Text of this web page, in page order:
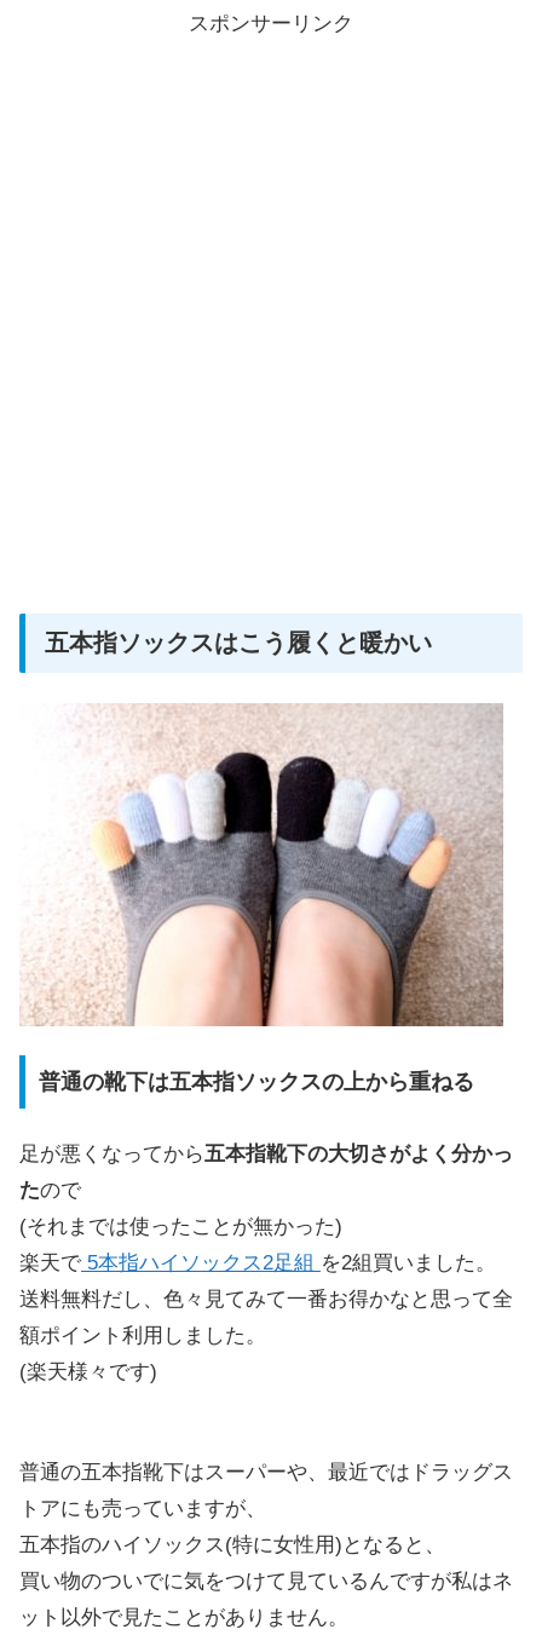
スポンサーリンク
五本指ソックスはこう履くと暖かい
普通の靴下は五本指ソックスの上から重ねる
足が悪くなってから五本指靴下の大切さがよく分かっ
たので
(それまでは使ったことが無かった)
楽天で 5本指ハイソックス2足組 を2組買いました。
送料無料だし、色々見てみて一番お得かなと思って全
額ポイント利用しました。
(楽天様々です)
普通の五本指靴下はスーパーや、最近ではドラッグス
トアにも売っていますが、
五本指のハイソックス(特に女性用) となると、
買い物のついでに気をつけて見ているんですが私はネ
ット以外で見たことがありません。